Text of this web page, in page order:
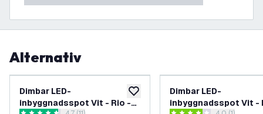
Alternativ
lägg till i önskelistan
Dimbar LED-
inbyggnadsspot Vit - Rio -
Dimbar LED-
inbyggnadsspot Vit -